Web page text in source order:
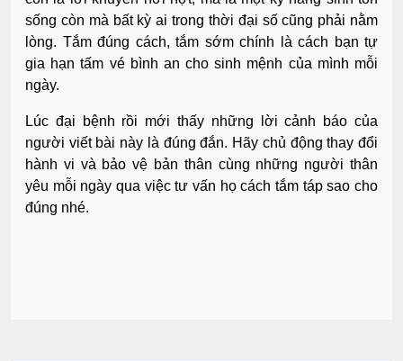
sống còn mà bất kỳ ai trong thời đại số cũng phải nằm
lòng. Tắm đúng cách, tắm sớm chính là cách bạn tự
gia hạn tấm vé bình an cho sinh mệnh của mình mỗi
ngày.
Lúc đại bệnh rồi mới thấy những lời cảnh báo của
người viết bài này là đúng đắn. Hãy chủ động thay đổi
hành vi và bảo vệ bản thân cùng những người thân
yêu mỗi ngày qua việc tư vấn họ cách tắm táp sao cho
đúng nhé.